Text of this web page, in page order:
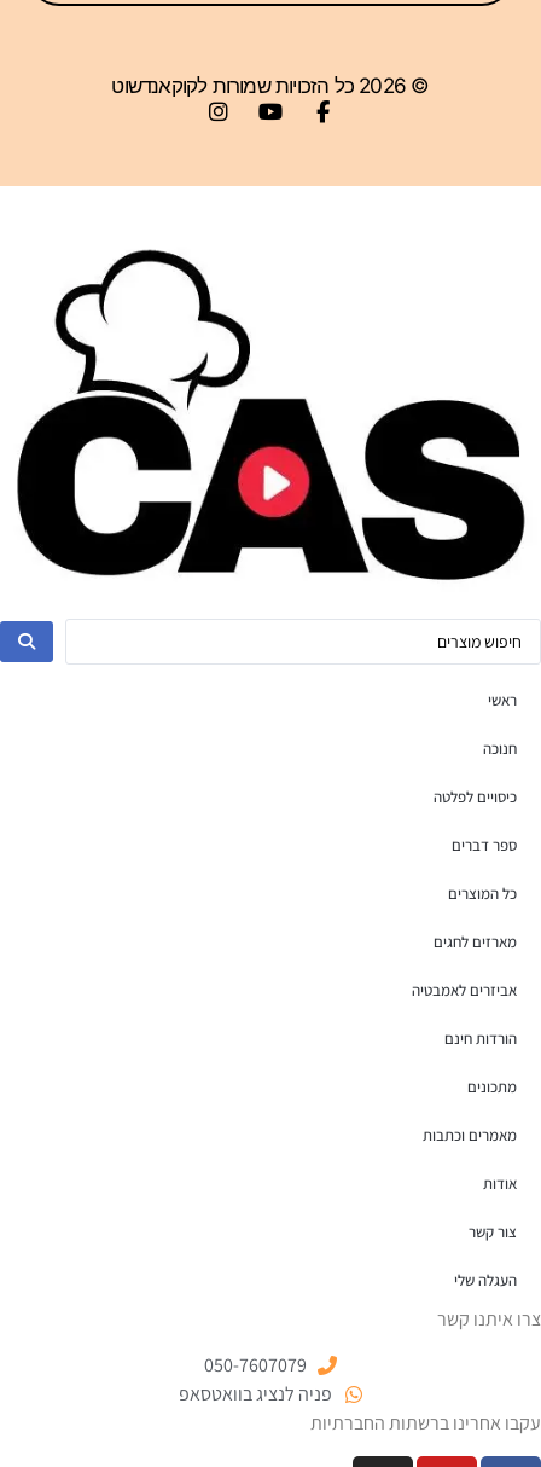
© 2026 כל הזכויות שמורות לקוקאנדשוט
ראשי
חנוכה
כיסויים לפלטה
ספר דברים
כל המוצרים
מארזים לחגים
אביזרים לאמבטיה
הורדות חינם
מתכונים
מאמרים וכתבות
אודות
צור קשר
העגלה שלי
צרו איתנו קשר
050-7607079
פניה לנציג בוואטסאפ
עקבו אחרינו ברשתות החברתיות